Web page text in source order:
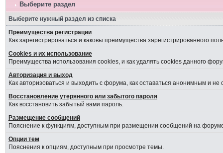
Выберите раздел
Выберите нужный раздел из списка
Преимущества регистрации
Как зарегистрироваться и каковы преимущества зарегистрированного
Cookies и их использование
Преимущества использования cookies, и как удалять cookies данного
Авторизация и выход
Как авторизоваться и выходить с форума, как оставаться анонимным и
Восстановление утерянного или забытого пароля
Как восстановить забытый вами пароль.
Размещение сообщений
Пояснение к функциям, доступным при размещении сообщений на
Опции тем
Пояснения к опциям, доступным при просмотре темы.